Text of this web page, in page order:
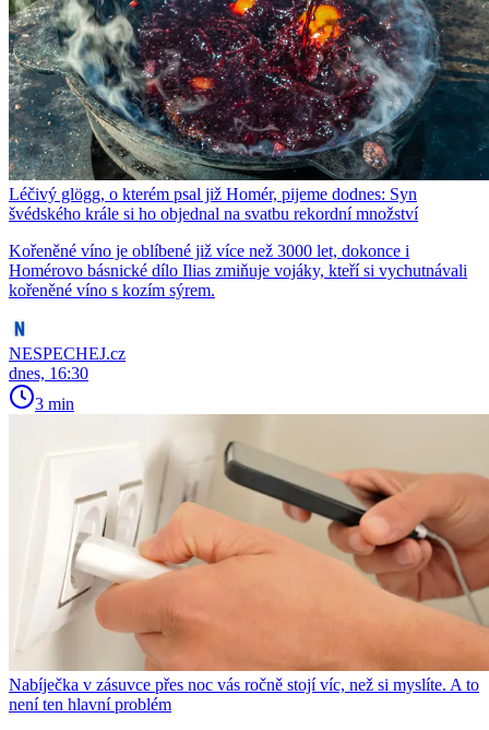
Léčivý glögg, o kterém psal již Homér, pijeme dodnes: Syn
švédského krále si ho objednal na svatbu rekordní množství
Kořeněné víno je oblíbené již více než 3000 let, dokonce i
Homérovo básnické dílo Ilias zmiňuje vojáky, kteří si vychutnávali
kořeněné víno s kozím sýrem.
NESPECHEJ.cz
dnes, 16:30
3 min
Nabíječka v zásuvce přes noc vás ročně stojí víc, než si myslíte. A to
není ten hlavní problém